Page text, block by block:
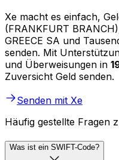
Xe macht es einfach,
(FRANKFURT
GREECE SA und
senden. Mit
und Überweisungen in
Zuversicht Geld senden.
Senden mit Xe
Häufig gestellte Fragen
Was ist ein SWIFT-Code?